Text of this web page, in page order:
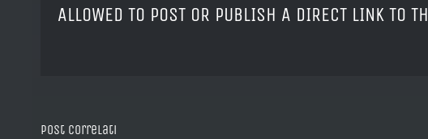
ALLOWED TO POST OR PUBLISH A DIRECT LINK TO
Post correlati